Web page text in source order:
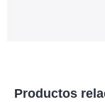
Productos